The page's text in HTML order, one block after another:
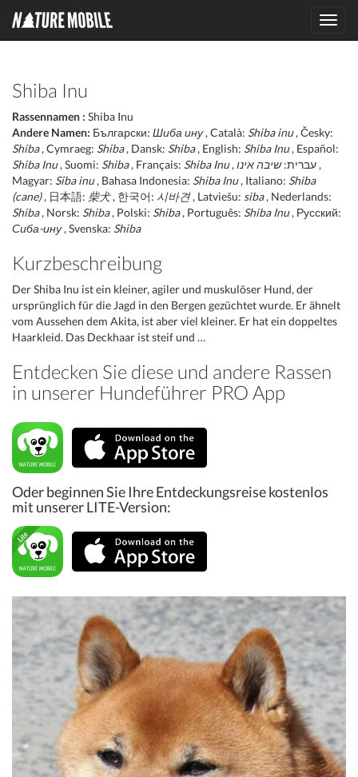
Shiba Inu
Rassennamen : Shiba Inu
Andere Namen: Български: Шиба ину, Català: Shiba inu, Česky:
Shiba, Cymraeg: Shiba, Dansk: Shiba, English: Shiba Inu, Español:
Shiba Inu, Suomi: Shiba, Français: Shiba Inu , עברית:שיבה אינו
,
Magyar: Siba inu, Bahasa Indonesia: Shiba Inu, Italiano: Shiba
(cane), 日本語: 柴犬, 한국어: 시바견, Latviešu: siba, Nederlands:
Shiba, Norsk: Shiba, Polski: Shiba, Português: Shiba Inu, Русский:
Сиба-ину, Svenska: Shiba
Kurzbeschreibung
Der Shiba Inu ist ein kleiner, agiler und muskulöser Hund, der
ursprünglich für die Jagd in den Bergen gezüchtet wurde. Er ähnelt
vom Aussehen dem Akita, ist aber viel kleiner. Er hat ein doppeltes
Haarkleid. Das Deckhaar ist steif und …
Entdecken Sie diese und andere Rassen
in unserer Hundeführer PRO App
Oder beginnen Sie Ihre Entdeckungsreise kostenlos
mit unserer LITE-Version: